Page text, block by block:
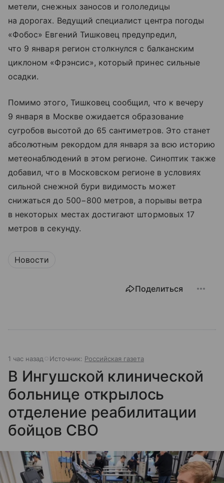
метели, снежных заносов и гололедицы
на дорогах. Ведущий специалист центра погоды
«Фобос» Евгений Тишковец предупредил,
что 9 января регион столкнулся с балканским
циклоном «Фрэнсис», который принес сильные
осадки.
Помимо этого, Тишковец сообщил, что к вечеру
9 января в Москве ожидается образование
сугробов высотой до 65 сантиметров. Это станет
абсолютным рекордом для января за всю историю
метеонаблюдений в этом регионе. Синоптик также
добавил, что в Московском регионе в условиях
сильной снежной бури видимость может
снижаться до 500−800 метров, а порывы ветра
в некоторых местах достигают штормовых 17
метров в секунду.
Новости
Поделиться
1 час назад Источник: Российская газета
В Ингушской клинической
больнице открылось
отделение реабилитации
бойцов СВО